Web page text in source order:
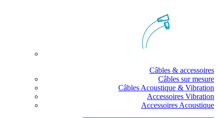
Câbles & accessoires
Câbles sur mesure
Câbles Acoustique & Vibration
Accessoires Vibration
Accessoires Acoustique